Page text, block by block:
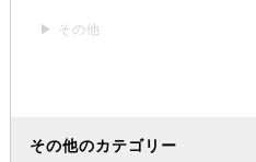
▶ その他
その他のカテゴリー